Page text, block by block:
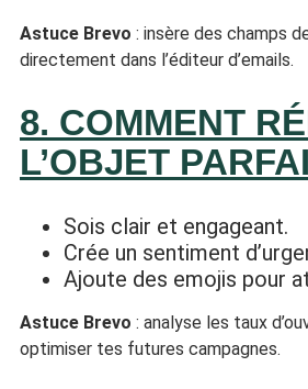
Astuce Brevo : insère des champs
directement dans l’éditeur d’emails.
8. COMMENT
L’OBJET
Sois clair et engageant.
Crée un sentiment
Ajoute des emojis pour
Astuce Brevo : analyse les taux
optimiser tes futures campagnes.